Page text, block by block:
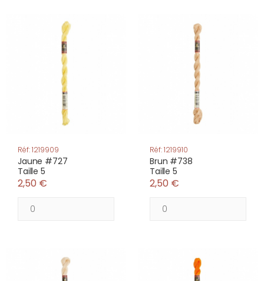
Réf: 1219909
Jaune #727
Taille 5
2,50 €
Réf: 1219910
Brun #738
Taille 5
2,50 €